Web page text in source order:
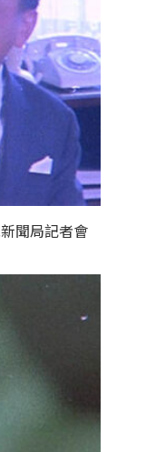
聞局記者會